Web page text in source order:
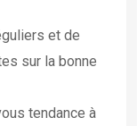
et de
sur la bonne
tendance à